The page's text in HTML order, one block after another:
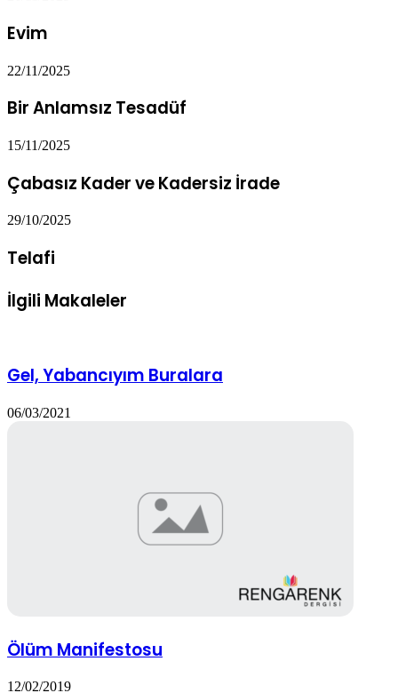
Evim
22/11/2025
Bir Anlamsız Tesadüf
15/11/2025
Çabasız Kader ve Kadersiz İrade
29/10/2025
Telafi
İlgili Makaleler
Gel, Yabancıyım Buralara
06/03/2021
Ölüm Manifestosu
12/02/2019